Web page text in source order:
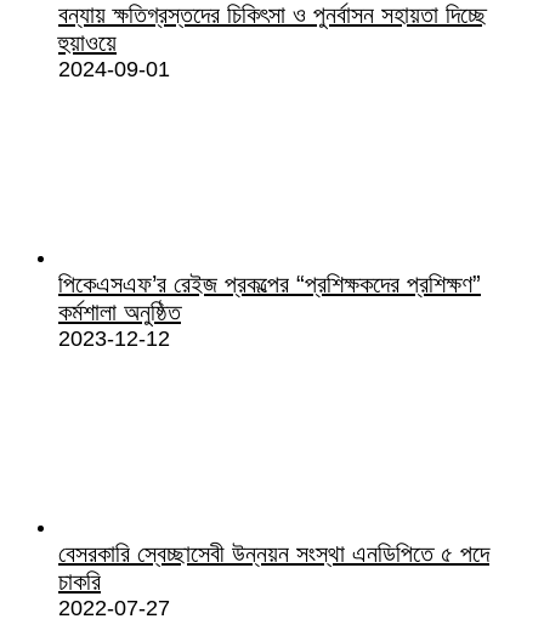
বন্যায় ক্ষতিগ্রস্তদের চিকিৎসা ও পুনর্বাসন সহায়তা দিচ্ছে
হুয়াওয়ে
2024-09-01
পিকেএসএফ’র রেইজ প্রকল্পের “প্রশিক্ষকদের প্রশিক্ষণ”
কর্মশালা অনুষ্ঠিত
2023-12-12
বেসরকারি স্বেচ্ছাসেবী উন্নয়ন সংস্থা এনডিপিতে ৫ পদে
চাকরি
2022-07-27